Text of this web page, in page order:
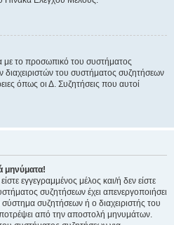
με το προσωπικό του συστήματος
του συστήματος συζητήσεων
όπως οι Δ. Συζητήσεις που αυτοί
μηνύματα!
εγγεγραμμένος μέλος και/ή δεν είστε
συζητήσεων έχει απενεργοποιήσει
συζητήσεων ή ο διαχειριστής του
από την αποστολή μηνυμάτων.